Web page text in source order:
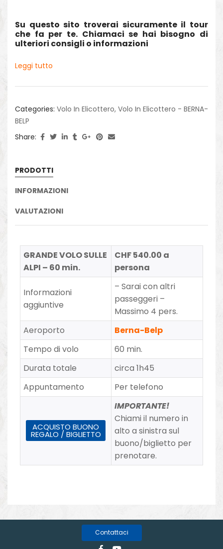
Su questo sito troverai sicuramente il tour
che fa per te. Chiamaci se hai bisogno di
ulteriori consigli o informazioni
Leggi tutto
Categories: Volo In Elicottero, Volo In Elicottero - BERNA-
BELP
Share:
PRODOTTI
INFORMAZIONI
VALUTAZIONI
GRANDE VOLO SULLE
ALPI – 60 min.
CHF 540.00 a
persona
Informazioni
aggiuntive
– Sarai con altri
passeggeri –
Massimo 4 pers.
Aeroporto
Berna-Belp
Tempo di volo
60 min.
Durata totale
circa 1h45
Appuntamento
Per telefono
ACQUISTO BUONO
REGALO / BIGLIETTO
IMPORTANTE!
Chiami il numero in
alto a sinistra sul
buono/biglietto per
prenotare.
Contattaci